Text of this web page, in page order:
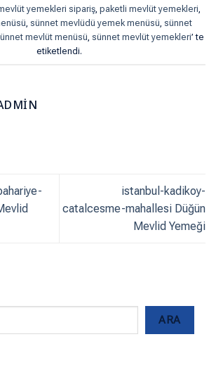
yemekleri sipariş, paketli mevlüt yemekleri
sünnet mevlüdü yemek menüsü sünnet
mevlüt menüsü sünnet mevlüt yemekleri’ te
etiketlendi.
istanbul-kadikoy-
catalcesme-mahallesi Düğün
Mevlid Yemeği
ARA